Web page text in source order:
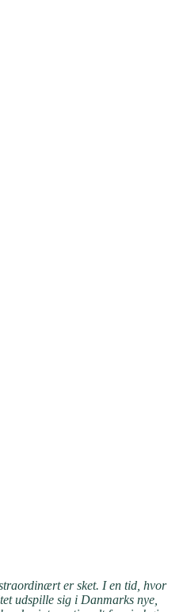
er sket. I en tid, hvor
udspille sig i Danmarks nye,